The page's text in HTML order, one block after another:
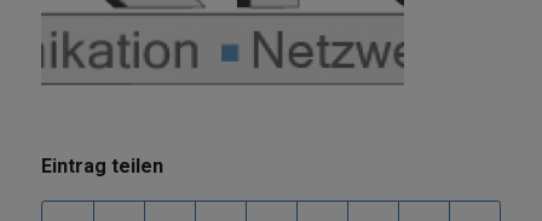
Eintrag teilen